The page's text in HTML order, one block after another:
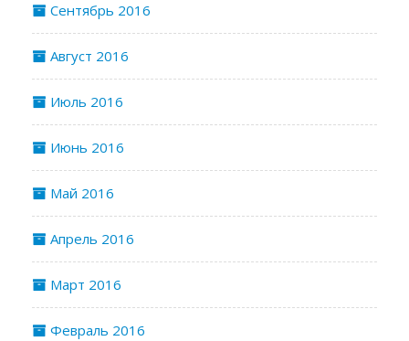
Сентябрь 2016
Август 2016
Июль 2016
Июнь 2016
Май 2016
Апрель 2016
Март 2016
Февраль 2016